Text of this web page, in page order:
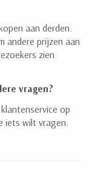
aan derden.
andere prijzen aan
zien
vragen?
op
wilt vragen.